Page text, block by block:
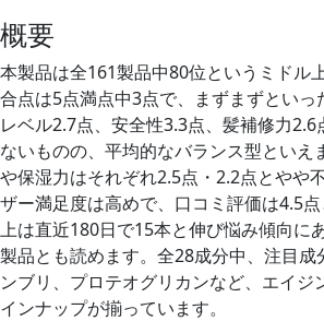
概要
本製品は全161製品中80位というミドル
合点は5点満点中3点で、まずまずといっ
レベル2.7点、安全性3.3点、髪補修力
ないものの、平均的なバランス型といえ
や保湿力はそれぞれ2.5点・2.2点とやや
ザー満足度は高めで、口コミ評価は4.5
上は直近180日で15本と伸び悩み傾向に
製品とも読めます。全28成分中、注目成
ンブリ、プロテオグリカンなど、エイジ
インナップが揃っています。